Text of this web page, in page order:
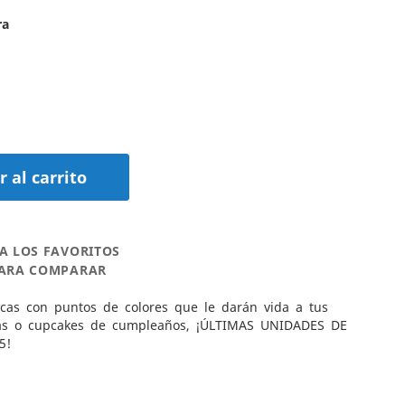
al carrito
LOS FAVORITOS
COMPARAR
con puntos de colores que le darán vida a tus
o cupcakes de cumpleaños, ¡ÚLTIMAS UNIDADES DE